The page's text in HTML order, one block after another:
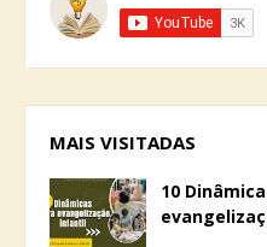
MAIS VISITADAS
10